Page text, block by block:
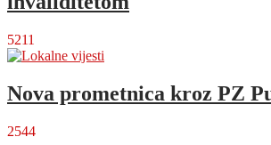
5211
Nova prometnica kroz PZ
2544